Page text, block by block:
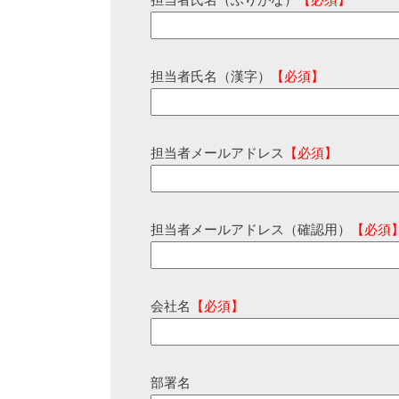
担当者氏名（漢字） 【必須】
担当者メールアドレス 【必須】
担当者メールアドレス（確認用） 【必須
会社名 【必須】
部署名